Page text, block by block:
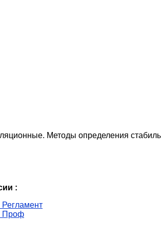
Методы определения
:
Проф